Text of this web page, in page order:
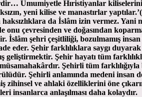
Umumiyetle Hıristiyanlar
yeni kilise ve manastırlar
haksızlıklara da İslâm izin vermez. Yani
onu çevresinden ve doğasından
İslâm şehri çeşitliliği, bozulmamış
eder. Şehir farklılıklara saygı
geliştirmektir. Şehir hayatı tüm
Şehirli tüm
Şehirli anlamında medeni insan
zihinsel ve ahlaki özelliklerini öne
insanlarca anlaşılması daha kolaydır.